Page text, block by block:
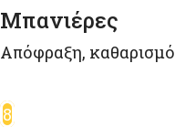
Μπανιέρες
Απόφραξη,
8